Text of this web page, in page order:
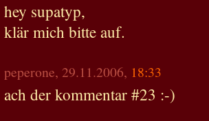
hey supatyp,
klär mich bitte auf.
peperone, 29.11.2006, 18:33
ach der kommentar #23 :-)